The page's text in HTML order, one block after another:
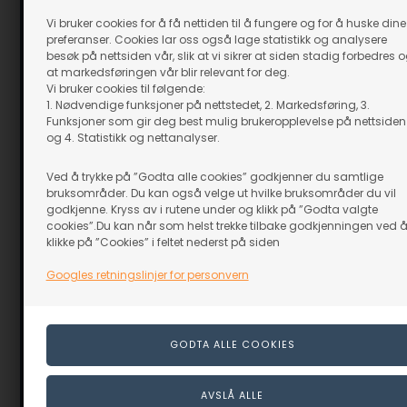
Vi bruker cookies for å få nettiden til å fungere og for å huske dine
preferanser. Cookies lar oss også lage statistikk og analysere
besøk på nettsiden vår, slik at vi sikrer at siden stadig forbedres
at markedsføringen vår blir relevant for deg.
Vi bruker cookies til følgende:
1. Nødvendige funksjoner på nettstedet, 2. Markedsføring, 3.
Funksjoner som gir deg best mulig brukeropplevelse på nettsiden
og 4. Statistikk og nettanalyser.
Ved å trykke på ”Godta alle cookies” godkjenner du samtlige
bruksområder. Du kan også velge ut hvilke bruksområder du vil
godkjenne. Kryss av i rutene under og klikk på ”Godta valgte
cookies”.Du kan når som helst trekke tilbake godkjenningen ved å
klikke på ”Cookies” i feltet nederst på siden
Googles retningslinjer for personvern